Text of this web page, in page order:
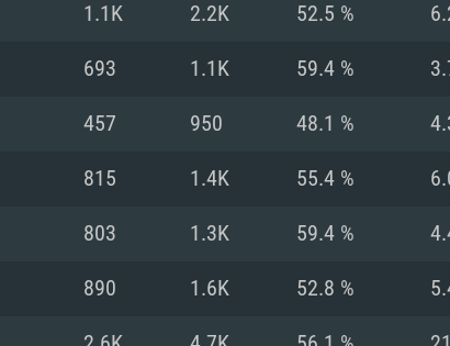
DE
1.1K 2.2K 52.5 %
693 1.1K 59.4 %
457 950 48.1 %
815 1.4K 55.4 %
803 1.3K 59.4 %
890 1.6K 52.8 %